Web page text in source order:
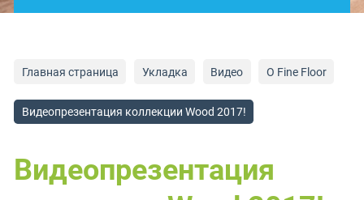
Главная страница Укладка Видео О Fine Floor
Видеопрезентация коллекции Wood 2017!
Видеопрезентация